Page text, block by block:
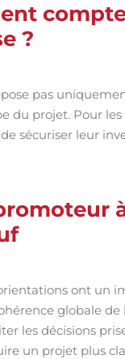
?
pas
du projet. Pour
sécuriser leur
ont un
globale de
les décisions
un projet plus